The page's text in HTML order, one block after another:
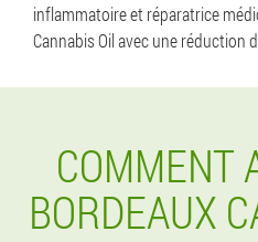
inflammatoire et réparatrice
Cannabis Oil avec une réduction
COMMENT
BORDEAUX